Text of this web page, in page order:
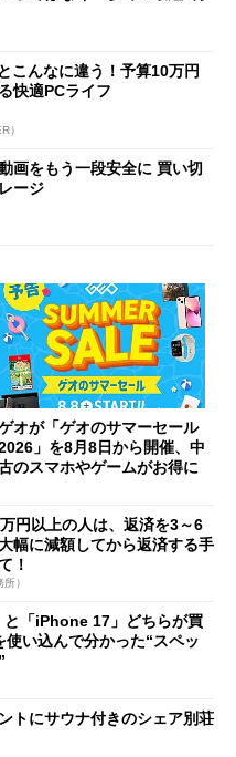
こんなに違う！予算10万円
快適PCライフ
）
画をもう一段安全に 買い切
ージ
オが「ゲオのサマーセール
」を8月8日から開催、中
のスマホやゲームがお得に
円以上の人は、返済を3～6
幅に減額してから返済する手
！
）
と「iPhone 17」どちらが買
い込んで分かった“スペッ
トにサウナ付きのシェア別荘